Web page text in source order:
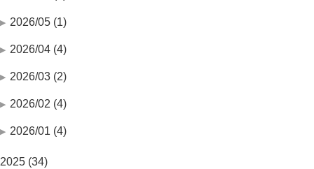
2026/05 (1)
2026/04 (4)
2026/03 (2)
2026/02 (4)
2026/01 (4)
2025 (34)